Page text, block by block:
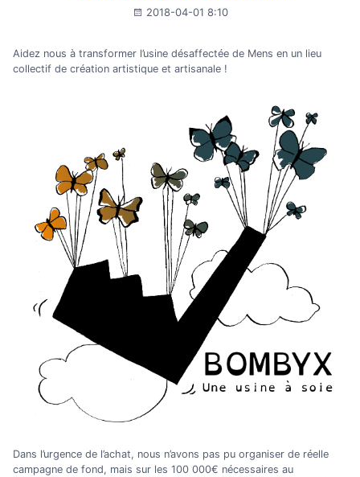
2018-04-01 8:10
Aidez nous à transformer l’usine désaffectée de Mens en un lieu
collectif de création artistique et artisanale !
Dans l’urgence de l’achat, nous n’avons pas pu organiser de réelle
campagne de fond, mais sur les 100 000€ nécessaires au